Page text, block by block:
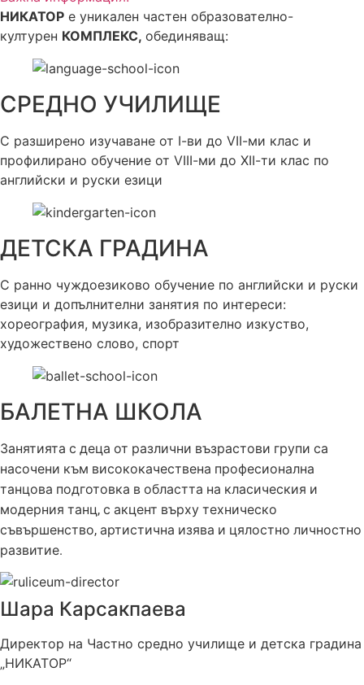
НИКАТОР е уникален частен образователно-
културен КОМПЛЕКС, обединяващ:
СРЕДНО УЧИЛИЩЕ
С разширено изучаване от І-ви до VІІ-ми клас и
профилирано обучение от VІІІ-ми до ХІІ-ти клас по
английски и руски езици
ДЕТСКА ГРАДИНА
С ранно чуждоезиково обучение по английски и руски
езици и допълнителни занятия по интереси:
хореография, музика, изобразително изкуство,
художествено слово, спорт
БАЛЕТНА ШКОЛА
Занятията с деца от различни възрастови групи са
насочени към висококачествена професионална
танцова подготовка в областта на класическия и
модерния танц, с акцент върху техническо
съвършенство, артистична изява и цялостно личностно
развитие.
Шара Карсакпаева
Директор на Частно средно училище и детска градина
„НИКАТОР“